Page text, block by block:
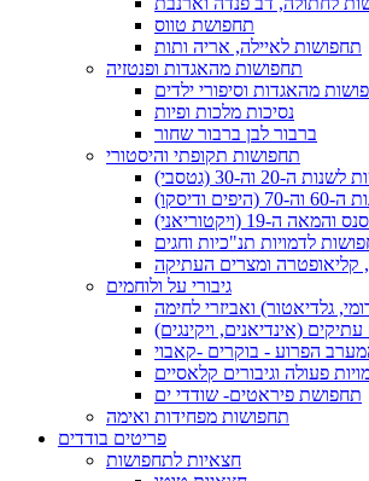
תחפושת טווס
תחפושות לאיילה, אריה ותות
תחפושות מהאגדות ופנטזיה
מהאגדות וסיפורי ילדים
נסיכות מלכות ופיות
ברבור לבן ברבור שחור
תחפושות תקופתי והיסטורי
ה-20 וה-30 (גטסבי)
70 (היפים ודיסקו)
והמאה ה-19 (ויקטוריאני)
לדמויות תנ"כיות וחגים
קליאופטרה ומצרים העתיקה
גיבורי על ולוחמים
גלדיאטור) ואביזרי לחימה
(אינדיאנים, ויקינגים)
הפרוע - בוקרים -קאבוי
פעולה וגיבורים קלאסיים
תחפושת פיראטים- שודדי ים
תחפושות מפחידות ואימה
פריטים בודדים
חצאיות לתחפושות